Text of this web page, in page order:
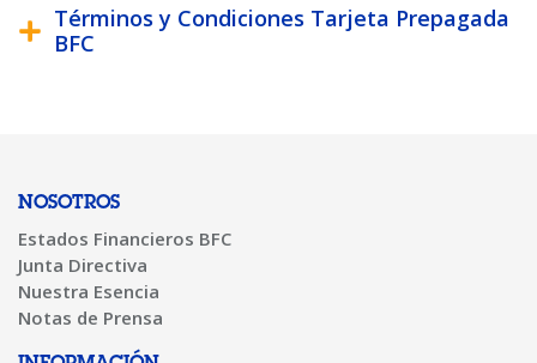
Términos y Condiciones Tarjeta Prepagada
BFC
NOSOTROS
Estados Financieros BFC
Junta Directiva
Nuestra Esencia
Notas de Prensa